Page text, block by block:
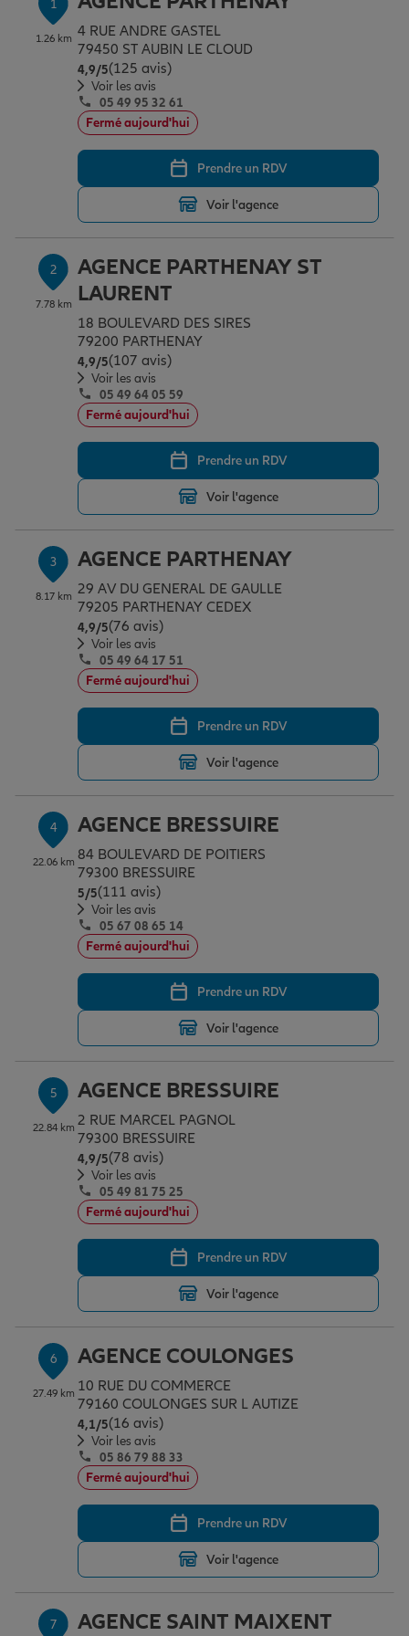
Assurance emprunteur
Prévoyance et dépendance
Assurance animal de compagnie
Protection de la famille
Protection juridique
Épargne & retraite
Plan épargne retraite
Placements financiers
Investissements immobiliers
Transmission
Vos projets
Changer de voiture
Départ à la retraite
Préparer l’avenir
Assurance auto
Assurance habitation
Le Pack Famille
Garantie des accidents de la vie
Assurance scolaire
Protection juridique
Retraite
Tous nos devis d'assurance
Professionnels
Allianz en France
1
1.26 km 4 RUE ANDRE GASTEL
79450 ST AUBIN LE CLOUD
4,9/5Note de 4.9 sur 5
(125 avis)
Voir les avis
05 49 95 32 61
Fermé aujourd'hui
Prendre un RDV
Voir l'agence
2
7.78 km
AGENCE PARTHENAY ST
LAURENT
18 BOULEVARD DES SIRES
79200 PARTHENAY
4,9/5Note de 4.9 sur 5
(107 avis)
Voir les avis
05 49 64 05 59
Fermé aujourd'hui
Prendre un RDV
Voir l'agence
3
8.17 km
AGENCE PARTHENAY
29 AV DU GENERAL DE GAULLE
79205 PARTHENAY CEDEX
4,9/5Note de 4.9 sur 5
(76 avis)
Voir les avis
05 49 64 17 51
Fermé aujourd'hui
Prendre un RDV
Voir l'agence
4
22.06 km
AGENCE BRESSUIRE
84 BOULEVARD DE POITIERS
79300 BRESSUIRE
5/5Note de 5 sur 5
(111 avis)
Voir les avis
05 67 08 65 14
Fermé aujourd'hui
Prendre un RDV
Voir l'agence
5
22.84 km
AGENCE BRESSUIRE
2 RUE MARCEL PAGNOL
79300 BRESSUIRE
4,9/5Note de 4.9 sur 5
(78 avis)
Voir les avis
05 49 81 75 25
Fermé aujourd'hui
Prendre un RDV
Voir l'agence
6
27.49 km
AGENCE COULONGES
10 RUE DU COMMERCE
79160 COULONGES SUR L AUTIZE
4,1/5Note de 4.1 sur 5
(16 avis)
Voir les avis
05 86 79 88 33
Fermé aujourd'hui
Prendre un RDV
Voir l'agence
7
AGENCE SAINT MAIXENT